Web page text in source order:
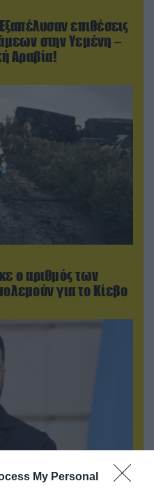
My Personal
επιθέσεις
στην Υεμένη –
Αραβία!
ο αριθμός των
για το Κίεβο